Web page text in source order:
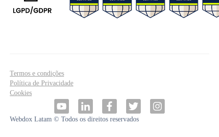
Termos e condições
Política de Privacidade
Cookies
Webdox Latam © Todos os direitos reservados